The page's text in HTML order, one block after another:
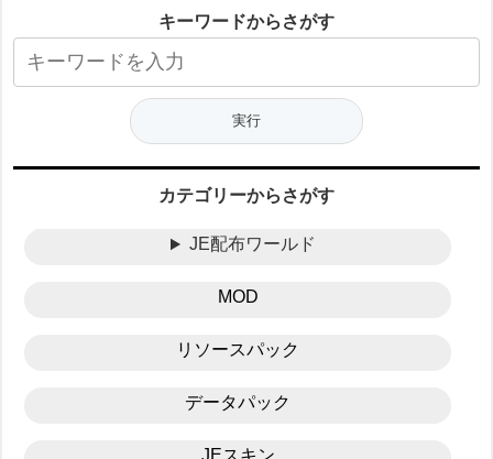
キーワードからさがす
カテゴリーからさがす
JE配布ワールド
MOD
リソースパック
データパック